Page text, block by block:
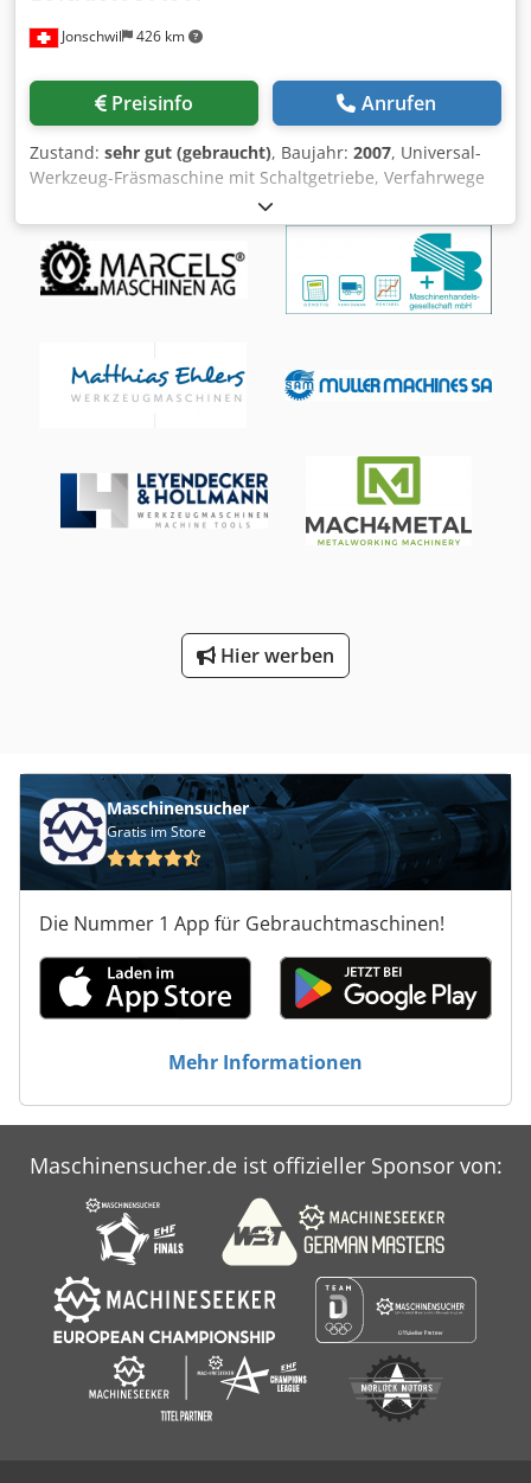
Palettenspeicher Hersteller: DMG MORI Modell: DMC 60T
Ausstattung: Direkte Wegmessung in X/Y/Z (Glasmaßstäbe)
Späneförderer IKZ-Anlage 40 bar Absaugung NC Rundtisch
rotierendes Sichtfenster IKZ 40 bar Signallampe
Spänespülung Betriebsart 4 Technische Daten Anzahl
Achsen 5-Achsen Steuerung Heidenhain iTNC530 NC -
Rundtisch Aufspannfläche 500mmx630mm Gewicht ca.
9.000 kg Späneförderer Ja Kühlmitteleinrichtung Ja Innere
Kühlmittelzufuhr Ja Verfahrwege und Achsen X-Achse
780mm Y-Achse 560mm Z-Achse 560mm C-Achse 360° B-
Achse 50m/min Y-Achse 50m/min Z-Achse 50m/min B-
Achse - C-Achse 30m/min Motorspindel Drehzahl max.
Jonschwil 426 km
Preisinfo Anrufen
Zustand: sehr gut (gebraucht), Baujahr: 2007, Universal-
Werkzeug-Fräsmaschine mit Schaltgetriebe, Verfahrwege
X/Y/Z- 500/350/400 mm, Rechtecktisch 800x400 mm,
Schwenk- und Wiegetisch 600x300 mm, Motor 3 KW, 18
Drehzahlen 40-2000 U/Min., ISO 40, Pinolenhub 60 mm,
Bohrleistung Ø 40 mm, automatische Vorschübe und
Eilgänge, Links-Rechts-Schalter, Digitalanzeige auf 3
Rund-/Schwenktsch,Abmessungen 1500x1700x1750 mm,
ca. 2200 kg Dodpfx Abjfvci Ejkekr
Hier werben
Maschinensucher
Gratis im Store
Die Nummer 1 App für Gebrauchtmaschinen!
Mehr Informationen
Maschinensucher.de ist offizieller Sponsor von: